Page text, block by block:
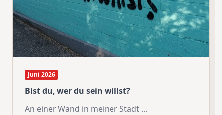
Juni 2026
Bist du, wer du sein willst?
An einer Wand in meiner Stadt ...